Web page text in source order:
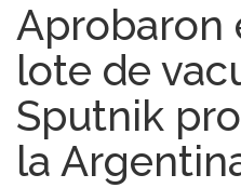
Aprobaron
lote de
Sputnik
la